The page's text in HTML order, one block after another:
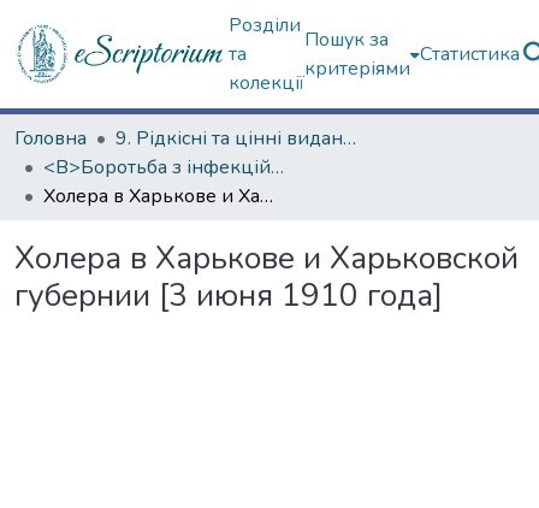
Розділи
та
колекції
Пошук за
критеріями
Статистика
Головна
9. Рідкісні та цінні видання
<B>Боротьба з інфекційними хворобами</B>
Холера в Харькове и Харьковской губернии [3 июня 1910 года]
Холера в Харькове и Харьковской
губернии [3 июня 1910 года]